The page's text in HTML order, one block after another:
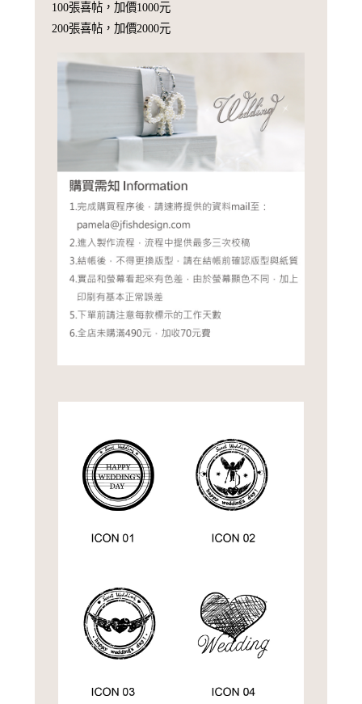
100張喜帖，加價1000元
200張喜帖，加價2000元